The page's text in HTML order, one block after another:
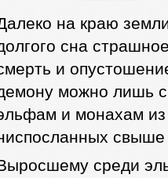
на краю
сна
и
можно лишь
и монахам из
среди